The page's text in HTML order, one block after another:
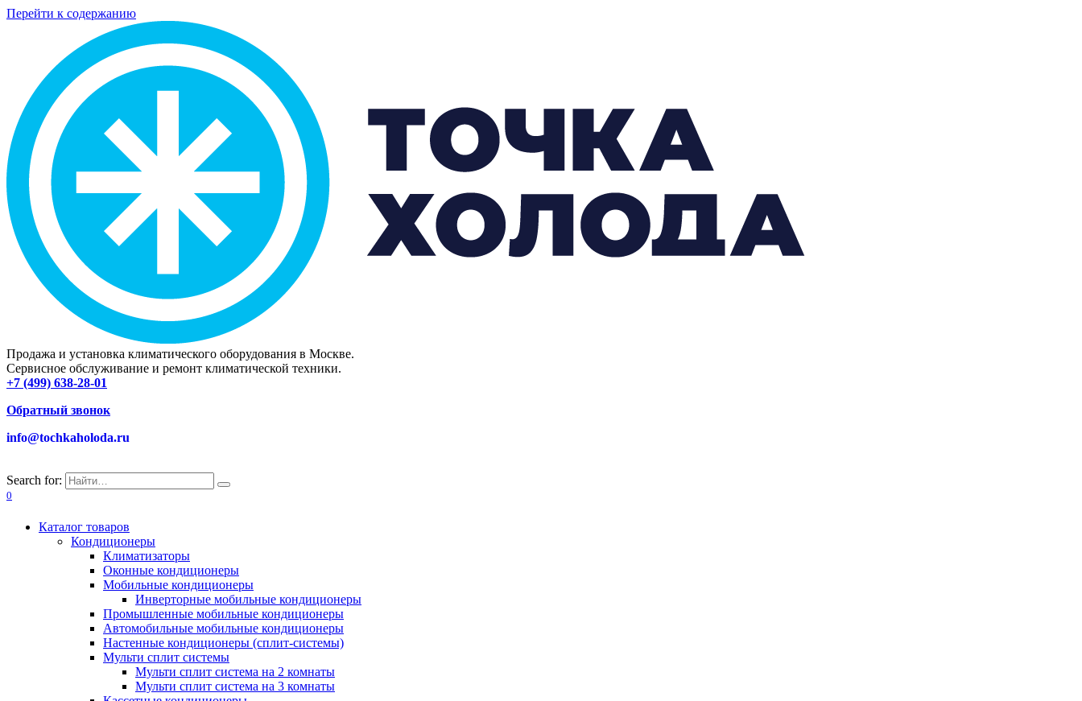
Перейти к содержанию
Продажа и установка климатического оборудования в Москве.
Сервисное обслуживание и ремонт климатической техники.
+7 (499) 638-28-01
Обратный звонок
info@tochkaholoda.ru
Search for:
0
Каталог товаров
Кондиционеры
Климатизаторы
Оконные кондиционеры
Мобильные кондиционеры
Инверторные мобильные кондиционеры
Промышленные мобильные кондиционеры
Автомобильные мобильные кондиционеры
Настенные кондиционеры (сплит-системы)
Мульти сплит системы
Мульти сплит система на 2 комнаты
Мульти сплит система на 3 комнаты